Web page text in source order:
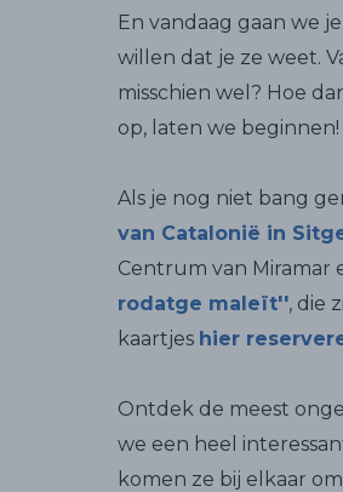
En vandaag gaan we
willen dat je ze weet.
misschien wel? Hoe
op, laten we beginnen!
Als je nog niet bang
van Catalonië in
Centrum van Miramar
rodatge maleït'', die
kaartjes hier
Ontdek de meest
we een heel
komen ze bij elkaar